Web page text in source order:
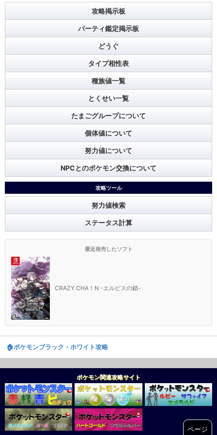
攻略掲示板
パーティ鑑定掲示板
どうぐ
タイプ相性表
種族値一覧
とくせい一覧
たまごグループについて
個体値について
努力値について
NPCとのポケモン交換について
攻略ツール
努力値検索
ステータス計算
最近発売したソフト
CRAZY CHA！N -エルピスの鎖-
🏠️ポケモンブラック・ホワイト攻略
ポケモン関連攻略サイト
ページ